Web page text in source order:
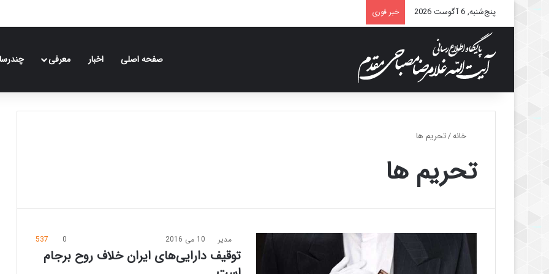
پنج‌شنبه, 6 آگوست 2026 خبر فوری
صفحه اصلی اخبار معرفی
خانه/تحریم ها
تحریم ها
مدیر 10 می 2016 0
537
توقیف دارایی‌های ایران خلاف روح برجام